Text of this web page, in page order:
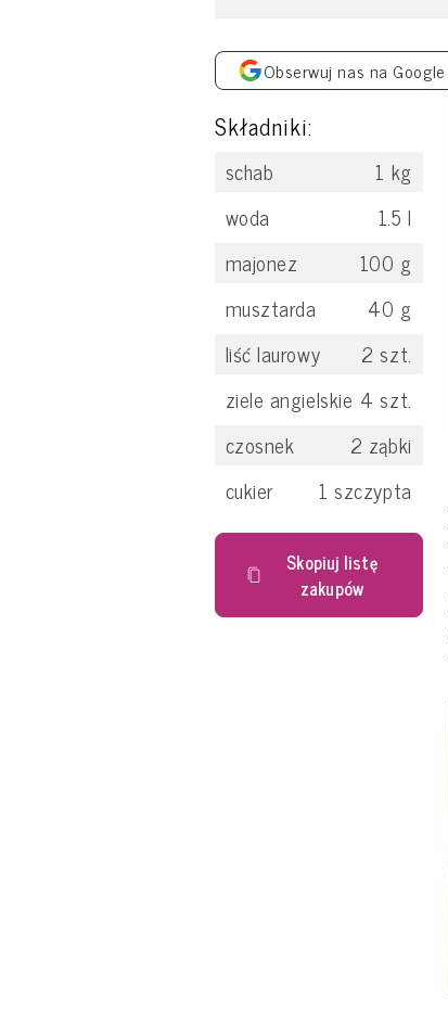
Obserwuj nas na Google
Składniki:
schab 1 kg
woda
1.5 l
majonez
100 g
musztarda
40 g
liść laurowy
2 szt.
ziele angielskie 4 szt.
czosnek
2 ząbki
cukier
1 szczypta
Skopiuj listę
zakupów